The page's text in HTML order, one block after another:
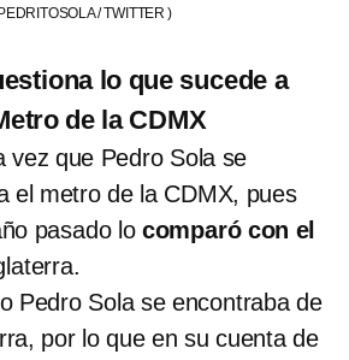
/ TWITTER )
lo que sucede a
de la CDMX
vez que Pedro Sola se
el metro de la CDMX, pues
pasado lo comparó con el
Pedro Sola se encontraba de
por lo que en su cuenta de